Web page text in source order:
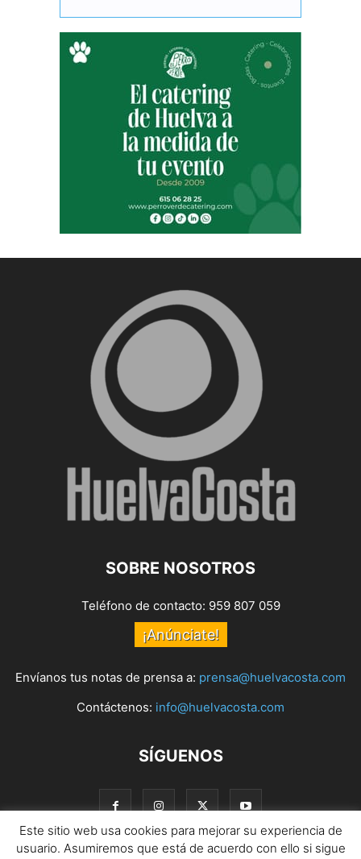
SOBRE NOSOTROS
Teléfono de contacto: 959 807 059
¡Anúnciate!
Envíanos tus notas de prensa a: prensa@huelvacosta.com
Contáctenos: info@huelvacosta.com
SÍGUENOS
Este sitio web usa cookies para mejorar su experiencia de
usuario. Asumiremos que está de acuerdo con ello si sigue